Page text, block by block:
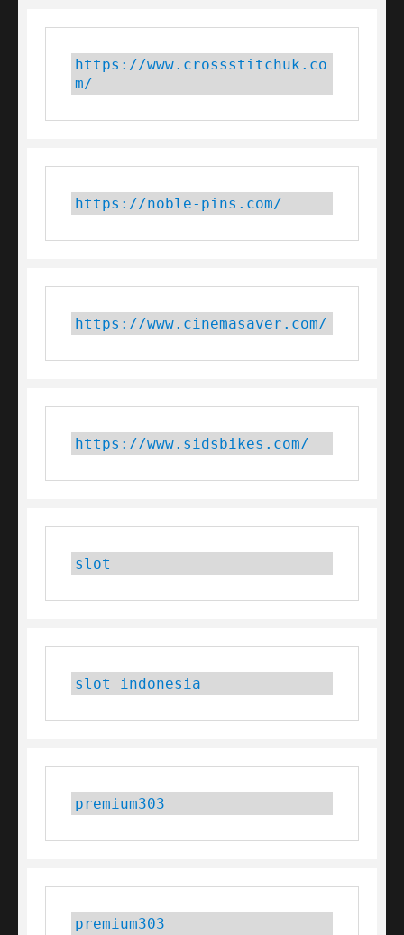
https://www.crossstitchuk.co
m/
https://noble-pins.com/
https://www.cinemasaver.com/
https://www.sidsbikes.com/
slot
slot indonesia
premium303
premium303